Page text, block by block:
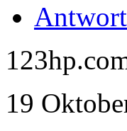
19